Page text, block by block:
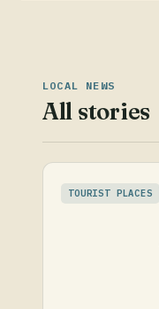
LOCAL NEWS
All stories
TOURIST PLACES